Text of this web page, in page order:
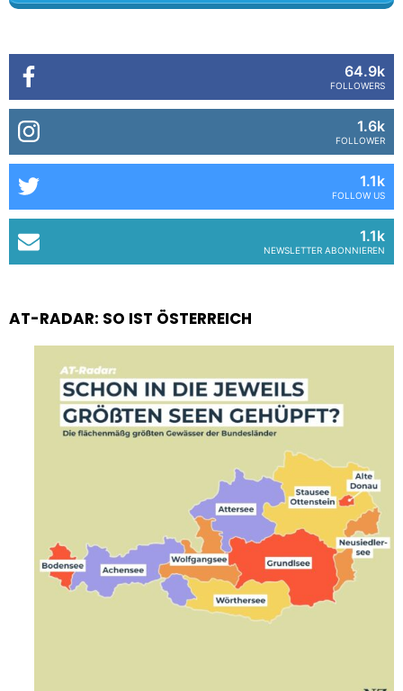
64.9k
FOLLOWERS
1.6k
FOLLOWER
1.1k
FOLLOW US
1.1k
NEWSLETTER ABONNIEREN
AT-RADAR: SO IST ÖSTERREICH